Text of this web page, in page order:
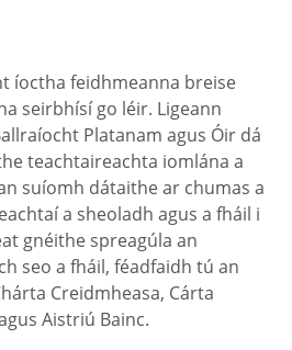
íoctha feidhmeanna breise
seirbhísí go léir. Ligeann
Platanam agus Óir dá
teachtaireachta iomlána a
suíomh dátaithe ar chumas a
a sheoladh agus a fháil i
gnéithe spreagúla an
seo a fháil, féadfaidh tú an
Creidmheasa, Cárta
Aistriú Bainc.